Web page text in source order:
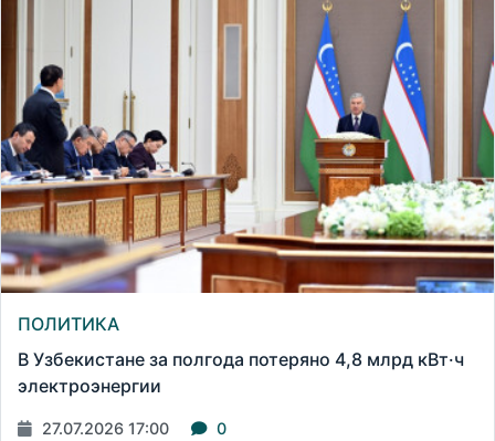
ПОЛИТИКА
В Узбекистане за полгода потеряно 4,8 млрд кВт·ч
электроэнергии
27.07.2026 17:00 0